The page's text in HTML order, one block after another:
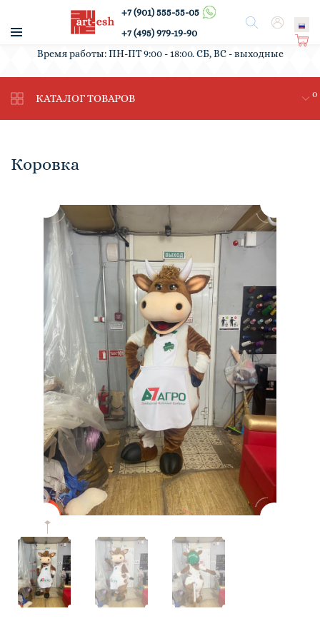
Поиск
+7 (901) 555-55-05
+7 (495) 979-19-90
Ко
ин
а
0
Вход
/
Время работы: ПН-ПТ 9:00 - 18:00. СБ, ВС - выходные
КАТАЛОГ ТОВАРОВ
Коровка